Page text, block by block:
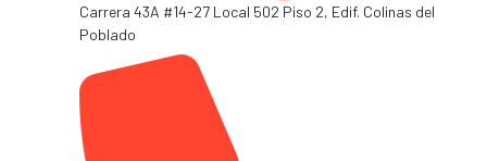
Carrera 43A #14-27 Local 502 Piso 2, Edif. Colinas del
Poblado